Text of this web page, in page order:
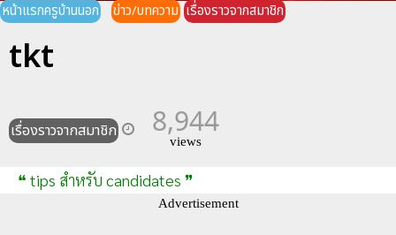
หน้าแรกครูบ้านนอก ข่าว/บทความ เรื่องราวจากสมาชิก
tkt
เรื่องราวจากสมาชิก 8,944
views
❝ tips สำหรับ candidates ❞
Advertisement